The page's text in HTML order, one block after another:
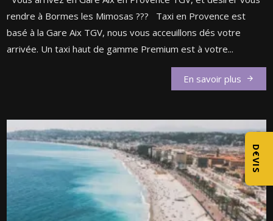
rendre à Bormes les Mimosas ??? Taxi en Provence est
basé à la Gare Aix TGV, nous vous acceuillons dés votre
arrivée. Un taxi haut de gamme Premium est à votre...
En savoir plus
D€VIS